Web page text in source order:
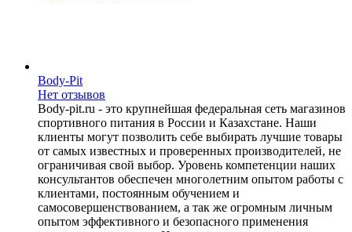
Body-Pit
Нет отзывов
Body-pit.ru - это крупнейшая федеральная сеть магазинов
спортивного питания в России и Казахстане. Наши
клиенты могут позволить себе выбирать лучшие товары
от самых известных и проверенных производителей, не
ограничивая свой выбор. Уровень компетенции наших
консультантов обеспечен многолетним опытом работы с
клиентами, постоянным обучением и
самосовершенствованием, а так же огромным личным
опытом эффективного и безопасного применения